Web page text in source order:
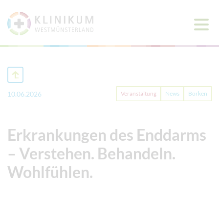
10.06.2026 Veranstaltung News Borken
Erkrankungen des Enddarms
– Verstehen. Behandeln.
Wohlfühlen.